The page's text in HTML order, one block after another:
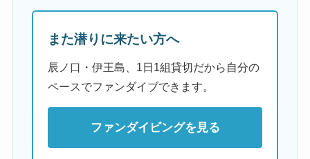
また潜りに来たい方へ
辰ノ口・伊王島、1日1組貸切だから自分の
ペースでファンダイブできます。
ファンダイビングを見る